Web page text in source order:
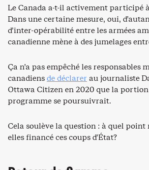
Le Canada a-t-il activement participé
Dans une certaine mesure, oui,
d’inter-opérabilité entre les armées
canadienne mène à des jumelages
Ça n’a pas empêché les
canadiensde déclarer au journaliste
Ottawa Citizen en 2020 que la
programme se poursuivrait.
Cela soulève la question : à quel point
elles financé ces coups d’État?